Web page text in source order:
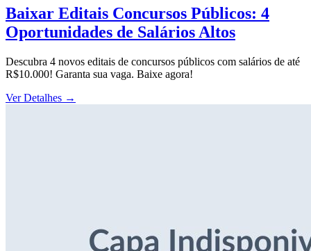
Baixar Editais Concursos Públicos: 4
Oportunidades de Salários Altos
Descubra 4 novos editais de concursos públicos com salários de até
R$10.000! Garanta sua vaga. Baixe agora!
Ver Detalhes →